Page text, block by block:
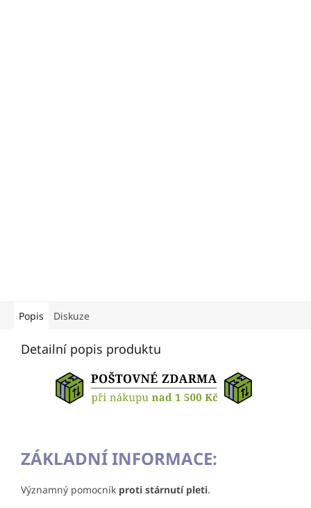
Popis Diskuze
Detailní popis produktu
ZÁKLADNÍ INFORMACE:
Významný pomocník proti stárnutí pleti.